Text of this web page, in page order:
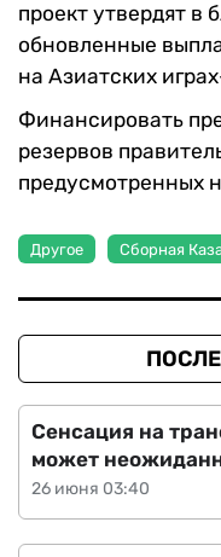
проект утвердят
обновленные
на Азиатских
Финансировать
резервов
предусмотренных
Другое Сборная
26 июня 03:40
Сенсация на
может